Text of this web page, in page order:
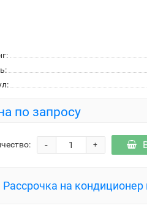
по запросу
+
-
Рассрочка на